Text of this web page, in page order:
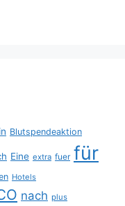
Blutspendeaktion
Eine extra fuer für
Hotels
nach plus